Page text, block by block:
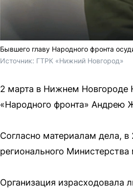
Бывшего главу Народного фронта
Источник: ГТРК «Нижний Новгород»
2 марта в Нижнем Новгороде
«Народного фронта» Андрею
Согласно материалам дела,
регионального
Организация израсходовала